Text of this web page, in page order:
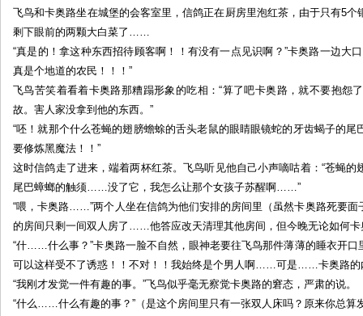
飞鸟和卡奥路坐在城堡的会客室里，信鸽正在厨房里泡红茶，由于只有5
剩下眼前的两颗大白菜了……
“真是的！拿这种东西招待顾客啊！！有没有一点见识啊？”卡奥路一边大
真是个地道的农民！！！”
飞鸟苦笑着看着卡奥路那糟蹋形象的吃相：“算了吧卡奥路，就不要抱怨
故。害人家没拿到他的东西。”
“呸！就那个什么苍蝇的翅膀蟾蜍的舌头老鼠的眼睛眼镜蛇的牙齿蝎子的
要修炼黑魔法！！”
这时信鸽走了进来，端着两杯红茶。飞鸟听见他自己小声嘀咕着：“苍蝇
尾巴蟑螂的触须……没了它，我怎么让那个女孩子苏醒啊……”
“喂，卡奥路……”两个人坐在信鸽为他们安排的房间里（虽然卡奥路死要
的房间只剩一间双人房了……他答应改天清理其他房间，但今晚无论如何
“什……什么事？”卡奥路一脸不自然，眼神老要往飞鸟那件薄薄的睡衣开
可以这样受不了诱惑！！不对！！我始终是个男人啊……可是……卡奥路
“我刚才发觉一件有趣的事。”飞鸟似乎毫无察觉卡奥路的窘态，严肃的说。
“什么……什么有趣的事？”（是这个房间里只有一张双人床吗？原来你总